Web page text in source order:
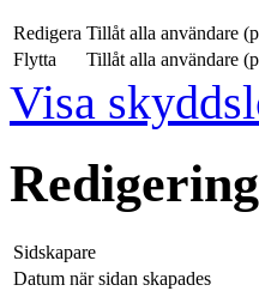
Redigera Tillåt alla användare
Flytta
Tillåt alla användare
Visa
Sidskapare
Datum när sidan skapades